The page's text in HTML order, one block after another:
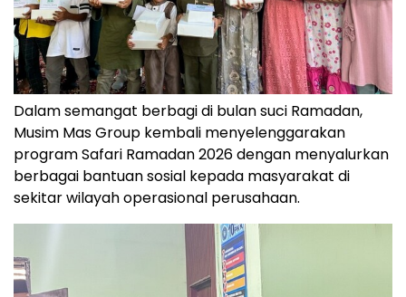
Dalam semangat berbagi di bulan suci Ramadan,
Musim Mas Group kembali menyelenggarakan
program Safari Ramadan 2026 dengan menyalurkan
berbagai bantuan sosial kepada masyarakat di
sekitar wilayah operasional perusahaan.